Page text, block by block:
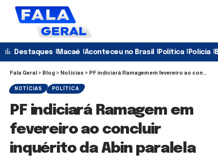
Destaques Macaé Aconteceu no Brasil Política Policia
Fala Geral > Blog > Notícias > PF indiciará Ramagem em fevereiro ao concluir inquérito da Abin paralela
NOTÍCIAS POLÍTICA
PF indiciará Ramagem em
fevereiro ao concluir
inquérito da Abin paralela